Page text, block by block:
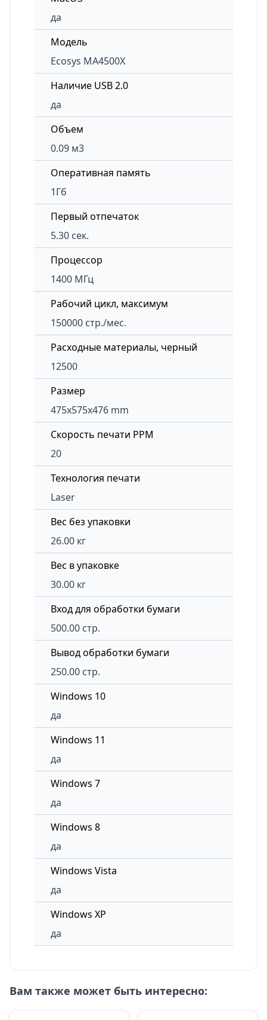
да
Модель
Ecosys MA4500X
Наличие USB 2.0
да
Объем
0.09 м3
Оперативная память
1Гб
Первый отпечаток
5.30 сек.
Процессор
1400 МГц
Рабочий цикл, максимум
150000 стр./мес.
Расходные материалы, черный
12500
Размер
475x575x476 mm
Скорость печати PPM
20
Технология печати
Laser
Вес без упаковки
26.00 кг
Вес в упаковке
30.00 кг
Вход для обработки бумаги
500.00 стр.
Вывод обработки бумаги
250.00 стр.
Windows 10
да
Windows 11
да
Windows 7
да
Windows 8
да
Windows Vista
да
Windows XP
да
Вам также может быть интересно: